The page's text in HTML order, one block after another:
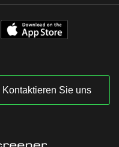
Kontaktieren Sie uns